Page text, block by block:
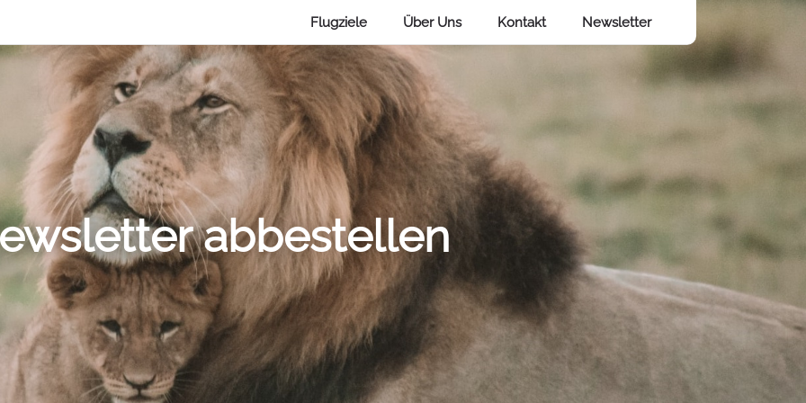
Flugziele Über Uns Kontakt Newsletter
abbestellen